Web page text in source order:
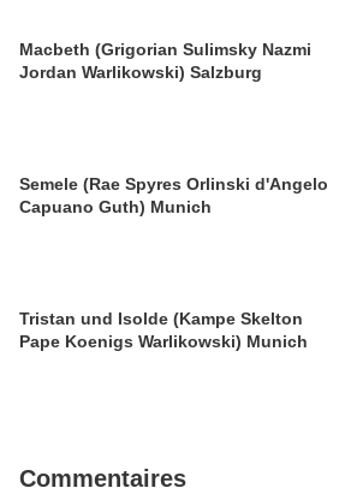
Macbeth (Grigorian Sulimsky Nazmi
Jordan Warlikowski) Salzburg
Semele (Rae Spyres Orlinski d'Angelo
Capuano Guth) Munich
Tristan und Isolde (Kampe Skelton
Pape Koenigs Warlikowski) Munich
Commentaires